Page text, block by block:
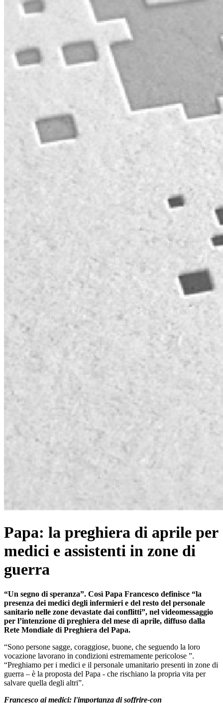
Papa: la preghiera di aprile per
medici e assistenti in zone di
guerra
“Un segno di speranza”. Così Papa Francesco definisce “la
presenza dei medici degli infermieri e del resto del personale
sanitario nelle zone devastate dai conflitti”, nel videomessaggio
per l’intenzione di preghiera del mese di aprile, diffuso dalla
Rete Mondiale di Preghiera del Papa.
“Sono persone sagge, coraggiose, buone, che seguendo la loro
vocazione lavorano in condizioni estremamente pericolose ”.
“Preghiamo per i medici e il personale umanitario presenti in zone di
guerra – è la proposta del Papa - che rischiano la propria vita per
salvare quella degli altri”.
Francesco ai medici: l'importanza di soffrire-con